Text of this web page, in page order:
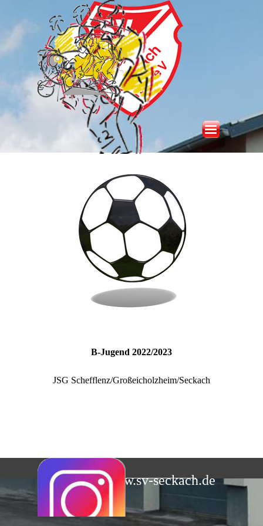
Direkt zum Seiteninhalt
Menü überspringen
B-Jugend 2022/2023
JSG Schefflenz/Großeicholzheim/Seckach
www.sv-seckach.de
Zurück zum Seiteninhalt